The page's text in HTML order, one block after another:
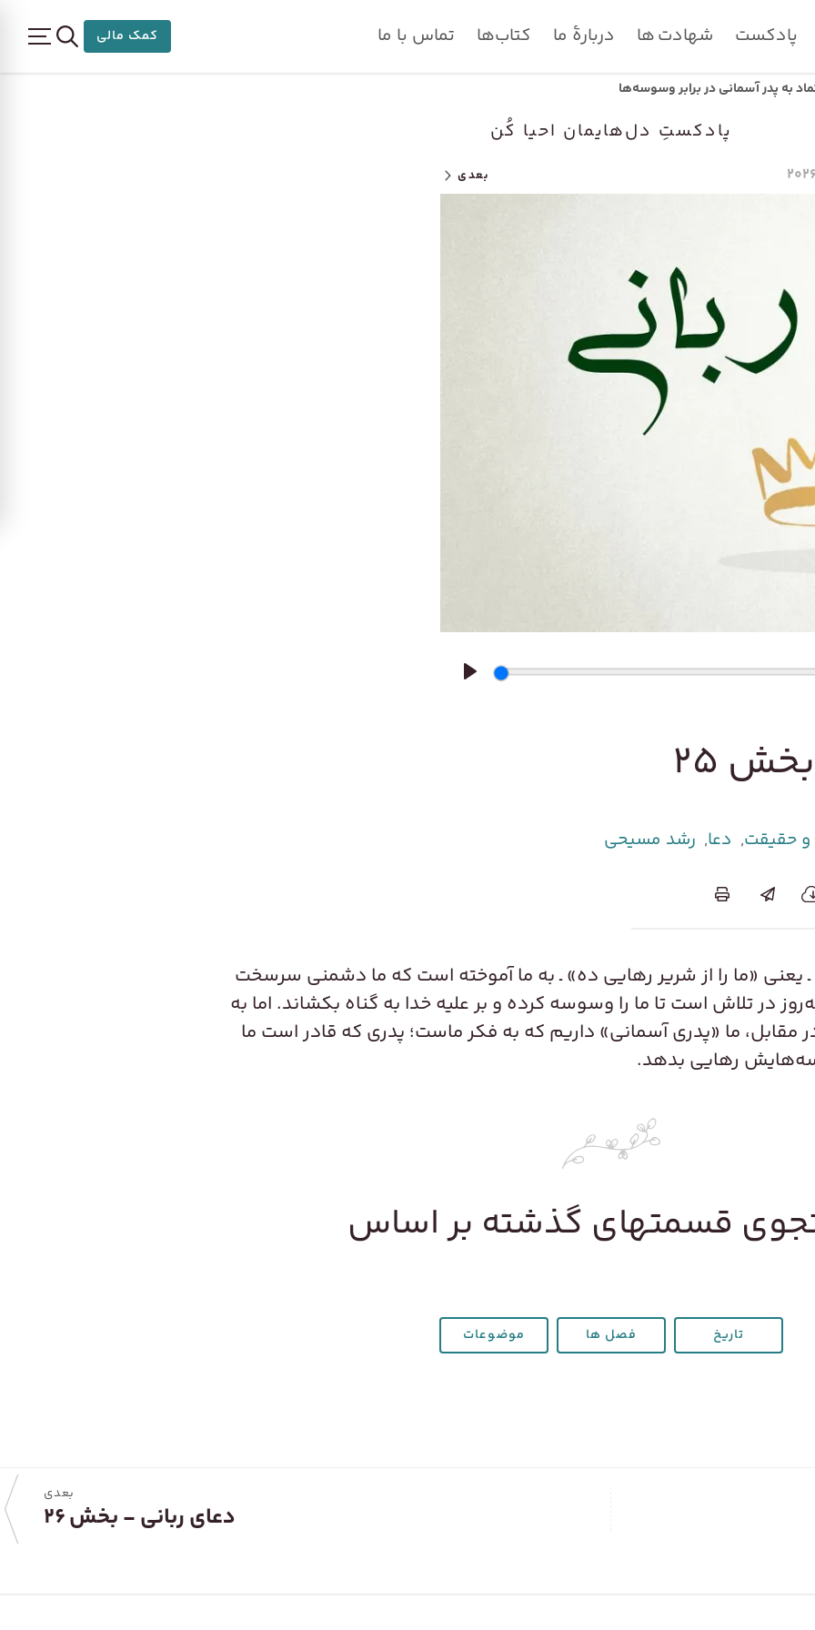
پادکست شهادت ها دربارۀ ما کتاب‌ها تماس با ما کمک مالی
به پدر آسمانی در برابر وسوسه‌ها
پادکستِ دل‌هایمان احیا کُن
بعدی
Play
۲۵
و حقیقت, دعا, رشد مسیحی
یعنی «ما را از شریر رهایی ده» ـ به ما آموخته است که ما دشمنی سرسخت‌
در تلاش است تا ما را وسوسه کرده و بر علیه خدا به گناه بکشاند. اما به
مقابل، ما «پدری آسمانی» داریم که به فکر ماست؛ پدری که قادر است ما
رهایی بدهد.
قسمتهای گذشته بر اساس
تاریخ فصل ها موضوعات
بعدی
دعای ربانی - بخش ۲۶